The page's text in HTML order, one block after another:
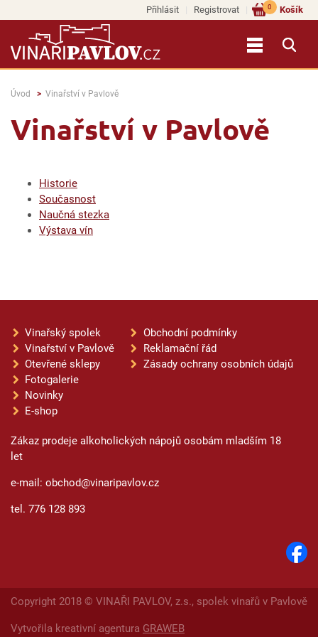
Přihlásit Registrovat Košík
0
Úvod Vinařství v Pavlově
Vinařství v Pavlově
Historie
Současnost
Naučná stezka
Výstava vín
Vinařský spolek
Vinařství v Pavlově
Otevřené sklepy
Fotogalerie
Novinky
E-shop
Obchodní podmínky
Reklamační řád
Zásady ochrany osobních údajů
Zákaz prodeje alkoholických nápojů osobám mladším 18
let
e-mail: obchod@vinaripavlov.cz
tel. 776 128 893
Copyright 2018 © VINAŘI PAVLOV, z.s., spolek vinařů v Pavlově
Vytvořila kreativní agentura GRAWEB